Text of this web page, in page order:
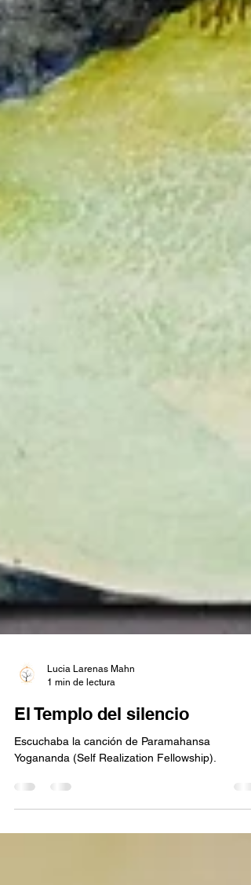
Lucia Larenas Mahn
1 min de lectura
El Templo del silencio
Escuchaba la canción de Paramahansa